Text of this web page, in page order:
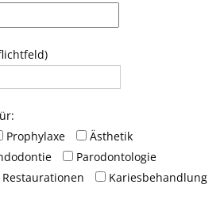
Prophylaxe
Ästhetik
Parodontologie
Restaurationen
Kariesbehandlung